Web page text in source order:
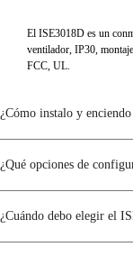
El ISE3018D es un
ventilador, IP30,
FCC, UL.
¿Cómo instalo y
¿Qué opciones de
¿Cuándo debo elegir el